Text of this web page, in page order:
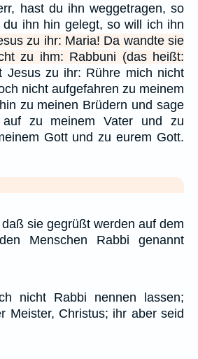
hast du ihn weggetragen, so
ihn hin gelegt, so will ich ihn
zu ihr: Maria! Da wandte sie
zu ihm: Rabbuni (das heißt:
Jesus zu ihr: Rühre mich nicht
nicht aufgefahren zu meinem
zu meinen Brüdern und sage
zu meinem Vater und zu
Gott und zu eurem Gott.
sie gegrüßt werden auf dem
Menschen Rabbi genannt
nicht Rabbi nennen lassen;
Meister, Christus; ihr aber seid